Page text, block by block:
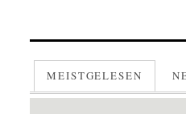
MEISTGELESEN